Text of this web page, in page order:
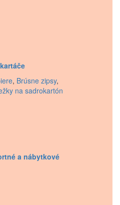
, Brúsne zipsy,
na sadrokartón
a nábytkové